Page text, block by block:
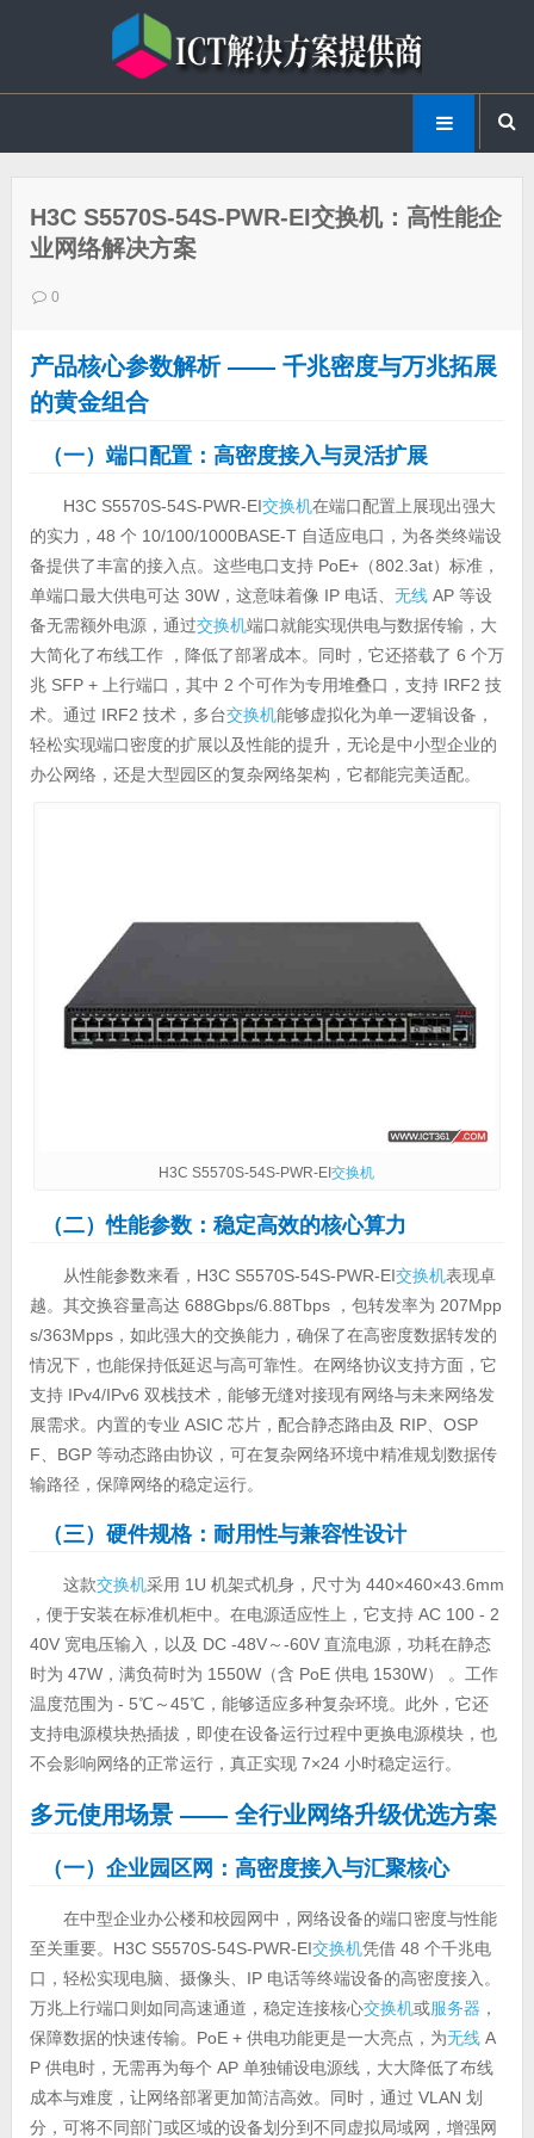
H3C S5570S-54S-PWR-EI交换机：高性能企
业网络解决方案
0
产品核心参数解析—— 千兆密度与万兆拓展
的黄金组合
（一）端口配置：高密度接入与灵活扩展
H3C S5570S-54S-PWR-EI交换机在端口配置上展现出强大
的实力，48 个 10/100/1000BASE-T 自适应电口，为各类终端设
备提供了丰富的接入点。这些电口支持 PoE+（802.3at）标准，
单端口最大供电可达 30W，这意味着像 IP 电话、 无线AP 等设
备无需额外电源，通过交换机端口就能实现供电与数据传输，大
大简化了布线工作 ，降低了部署成本。同时，它还搭载了 6 个万
兆 SFP + 上行端口，其中 2 个可作为专用堆叠口，支持 IRF2 技
术。通过 IRF2 技术，多台交换机能够虚拟化为单一逻辑设备，
轻松实现端口密度的扩展以及性能的提升，无论是中小型企业的
办公网络，还是大型园区的复杂网络架构，它都能完美适配。
H3C S5570S-54S-PWR-EI交换机
（二）性能参数：稳定高效的核心算力
从性能参数来看，H3C S5570S-54S-PWR-EI交换机表现卓
越。其交换容量高达 688Gbps/6.88Tbps ，包转发率为 207Mpp
s/363Mpps，如此强大的交换能力，确保了在高密度数据转发的
情况下，也能保持低延迟与高可靠性。在网络协议支持方面，它
支持 IPv4/IPv6 双栈技术，能够无缝对接现有网络与未来网络发
展需求。内置的专业 ASIC 芯片，配合静态路由及 RIP、OSP
F、BGP 等动态路由协议，可在复杂网络环境中精准规划数据传
输路径，保障网络的稳定运行。
（三）硬件规格：耐用性与兼容性设计
这款交换机采用 1U 机架式机身，尺寸为 440×460×43.6mm
，便于安装在标准机柜中。在电源适应性上，它支持 AC 100 - 2
40V 宽电压输入，以及 DC -48V～-60V 直流电源，功耗在静态
时为 47W，满负荷时为 1550W（含 PoE 供电 1530W） 。工作
温度范围为 - 5℃～45℃，能够适应多种复杂环境。此外，它还
支持电源模块热插拔，即使在设备运行过程中更换电源模块，也
不会影响网络的正常运行，真正实现 7×24 小时稳定运行。
多元使用场景—— 全行业网络升级优选方案
（一）企业园区网：高密度接入与汇聚核心
在中型企业办公楼和校园网中，网络设备的端口密度与性能
至关重要。H3C S5570S-54S-PWR-EI交换机凭借 48 个千兆电
口，轻松实现电脑、摄像头、IP 电话等终端设备的高密度接入。
万兆上行端口则如同高速通道，稳定连接核心交换机或服务器 ，
保障数据的快速传输。PoE + 供电功能更是一大亮点，为无线A
P 供电时，无需再为每个 AP 单独铺设电源线，大大降低了布线
成本与难度，让网络部署更加简洁高效。同时，通过 VLAN 划
分，可将不同部门或区域的设备划分到不同虚拟局域网，增强网